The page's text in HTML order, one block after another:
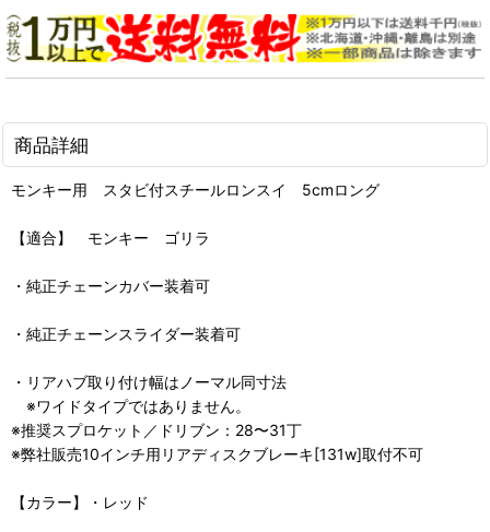
商品詳細
モンキー用 スタビ付スチールロンスイ 5cmロング
【適合】 モンキー ゴリラ
・純正チェーンカバー装着可
・純正チェーンスライダー装着可
・リアハブ取り付け幅はノーマル同寸法
※ワイドタイプではありません。
※推奨スプロケット／ドリブン：28〜31丁
※弊社販売10インチ用リアディスクブレーキ[131w]取付不可
【カラー】・レッド